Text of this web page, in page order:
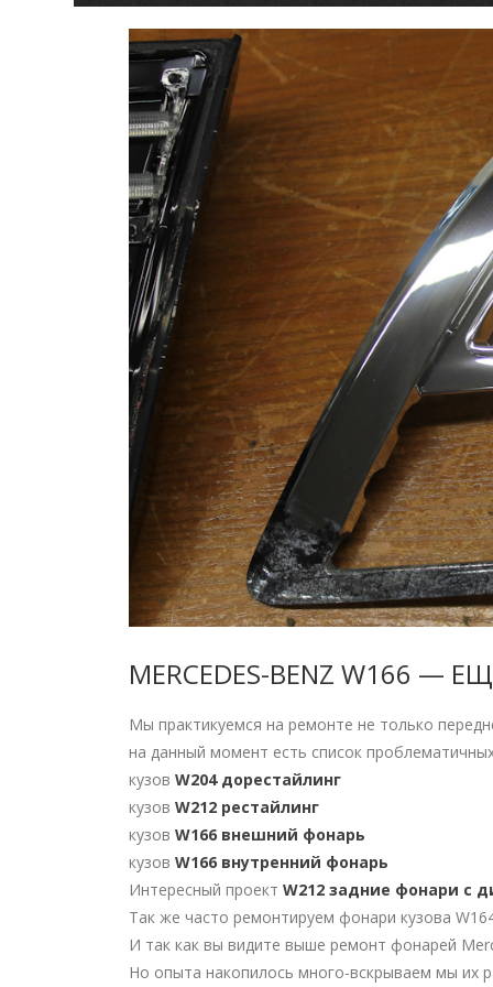
MERCEDES-BENZ W166 —
Мы практикуемся на ремонте не только
на данный момент есть список
кузов W204 дорестайлинг
кузов W212 рестайлинг
кузов W166 внешний фонарь
кузов W166 внутренний фонарь
Интересный проект W212 задние фонари с
Так же часто ремонтируем фонари кузова
И так как вы видите выше ремонт фонарей
Но опыта накопилось много-вскрываем мы их